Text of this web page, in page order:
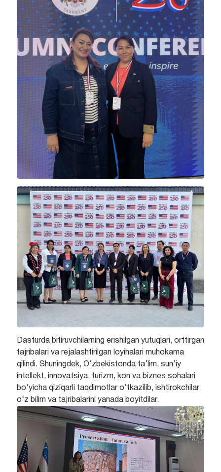
Dasturda bitiruvchilarning erishilgan yutuqlari, orttirgan
tajribalari va rejalashtirilgan loyihalari muhokama
qilindi. Shuningdek, O‘zbekistonda ta’lim, sun’iy
intellekt, innovatsiya, turizm, kon va biznes sohalari
bo‘yicha qiziqarli taqdimotlar o‘tkazilib, ishtirokchilar
o‘z bilim va tajribalarini yanada boyitdilar.